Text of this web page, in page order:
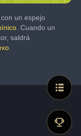
un espejo
. Cuando un
saldrá
.